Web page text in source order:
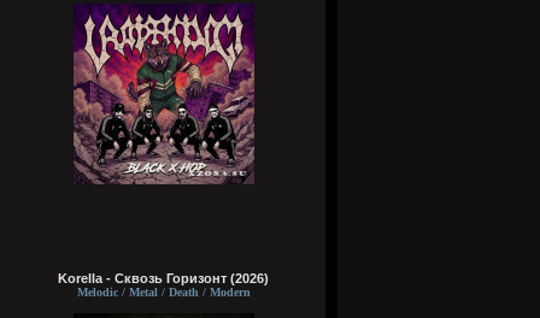
Korella - Сквозь Горизонт (2026)
Melodic / Metal / Death / Modern